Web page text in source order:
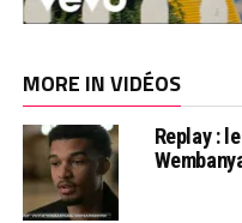
MORE IN VIDÉOS
Replay :